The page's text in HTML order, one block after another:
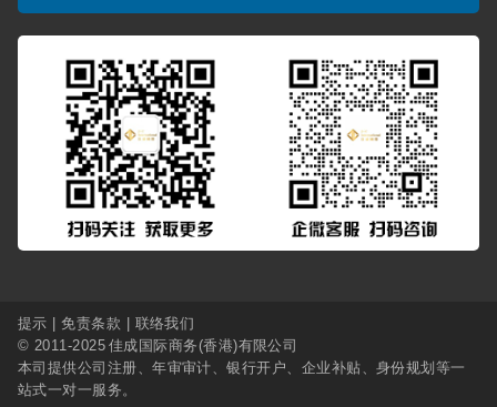
提示 |免责条款
联络我们
© 2011-2025 佳成国际商务(香港)有限公司
本司提供公司注册、年审审计、银行开户、 企业补贴、身份规划 等一
站式一对一服务。